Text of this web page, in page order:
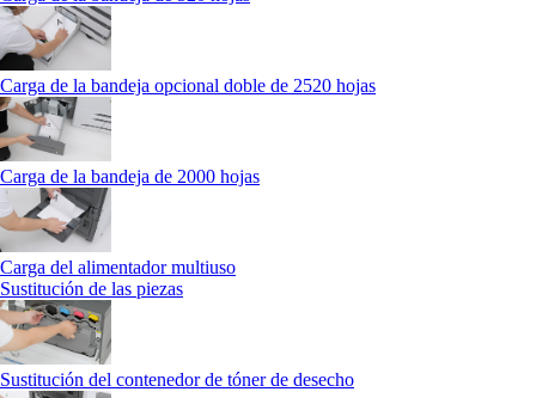
Carga de la bandeja opcional doble de 2520 hojas
Carga de la bandeja de 2000 hojas
Carga del alimentador multiuso
Sustitución de las piezas
Sustitución del contenedor de tóner de desecho